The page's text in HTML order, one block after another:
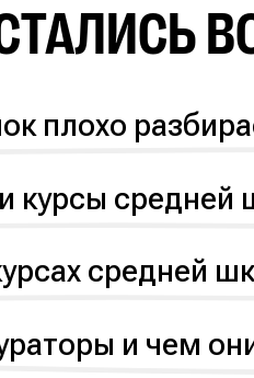
плохо
темах и
курсы средней
что-то новое и
средней
по
и чем